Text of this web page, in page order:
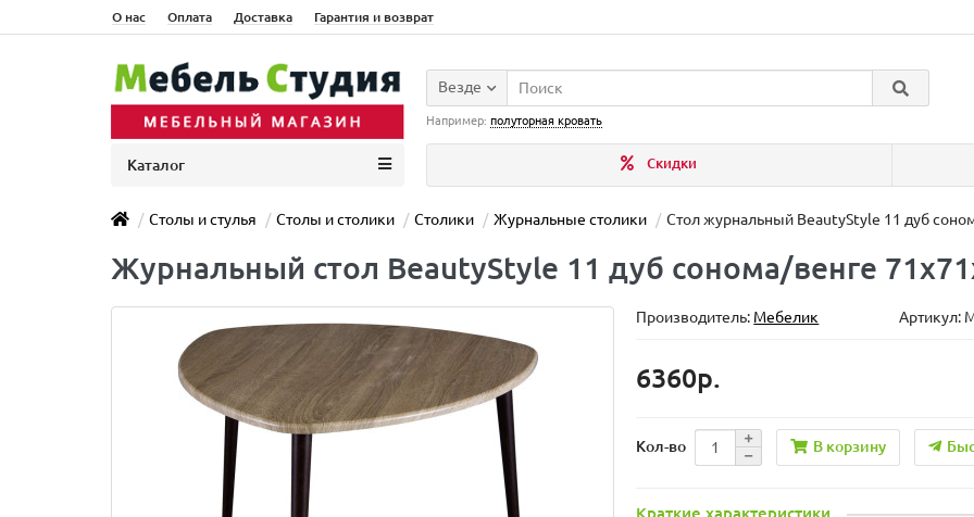
О нас Оплата Доставка Гарантия и возврат
Везде
Например: полуторная кровать
Скидки
Каталог
Столы и стулья Столы и столики Столики Журнальные столики Стол журнальный BeautyStyle 11 дуб
Журнальный стол BeautyStyle 11 дуб сонома/венге
Производитель: Мебелик Артикул:
6360р.
Кол-во В корзину
Краткие характеристики